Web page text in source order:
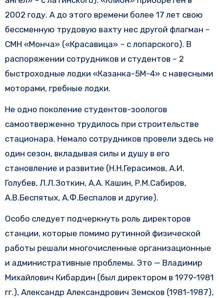
2002 году. А до этого времени более 17 лет свою
бессменную трудовую вахту нес другой флагман –
СМН «Монча» («Красавица» – с лопарского). В
распоряжении сотрудников и студентов – 2
быстроходные лодки «Казанка-5М-4» с навесными
моторами, гребные лодки.
Не одно поколение студентов-зоологов
самоотверженно трудилось при строительстве
стационара. Немало сотрудников провели здесь не
один сезон, вкладывая силы и душу в его
становление и развитие (Н.Н.Герасимов, А.И.
Голубев, Л.Л.Зоткин, А.А. Кашин, Р.М.Сабиров,
А.В.Беспятых, А.Ф.Беспалов и другие).
Особо следует подчеркнуть роль директоров
станции, которые помимо рутинной физической
работы решали многочисленные организационные
и административные проблемы. Это — Владимир
Михайлович Кибардин (был директором в 1979-1981
гг.), Александр Александрович Земсков (1981-1987),